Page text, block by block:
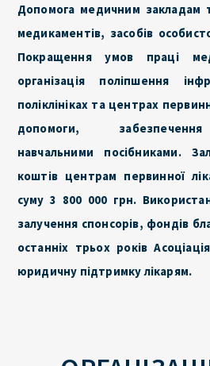
Допомога медичним закладам
медикаментів, засобів
Покращення умов праці
організація поліпшення
поліклініках та центрах
допомоги,
навчальними посібниками.
коштів центрам первинної
суму 3 800 000 грн.
залучення спонсорів, фондів
останніх трьох років
юридичну підтримку лікарям.